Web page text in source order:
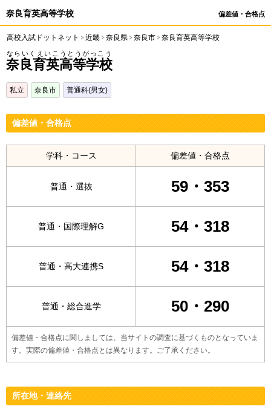
奈良育英高等学校 偏差値・合格点
高校入試ドットネット 近畿 奈良県 奈良市 奈良育英高等学校
奈良育英高等学校
ならいくえいこうとうがっこう
私立 奈良市 普通科(男女)
偏差値・合格点
学科・コース 偏差値・合格点
普通・選抜 59・353
普通・国際理解G 54・318
普通・高大連携S 54・318
普通・総合進学 50・290
偏差値・合格点に関しましては、当サイトの調査に基づくものとなっていま
す。実際の偏差値・合格点とは異なります。ご了承ください。
所在地・連絡先